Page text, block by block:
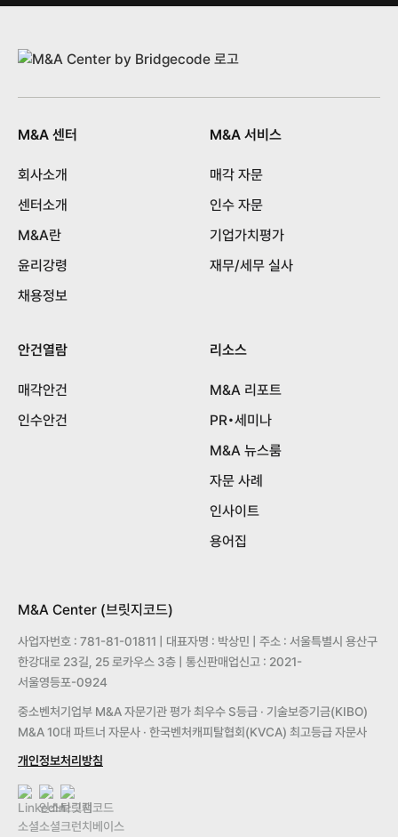
M&A 센터
회사소개
센터소개
M&A란
윤리강령
채용정보
M&A 서비스
매각 자문
인수 자문
기업가치평가
재무/세무 실사
안건열람
매각안건
인수안건
리소스
M&A 리포트
PR•세미나
M&A 뉴스룸
자문 사례
인사이트
용어집
M&A Center (브릿지코드)
사업자번호 : 781-81-01811 | 대표자명 : 박상민 | 주소 : 서울특별시 용산구
한강대로 23길, 25 로카우스 3층 | 통신판매업신고 : 2021-
서울영등포-0924
중소벤처기업부 M&A 자문기관 평가 최우수 S등급 · 기술보증기금(KIBO)
M&A 10대 파트너 자문사 · 한국벤처캐피탈협회(KVCA) 최고등급 자문사
개인정보처리방침